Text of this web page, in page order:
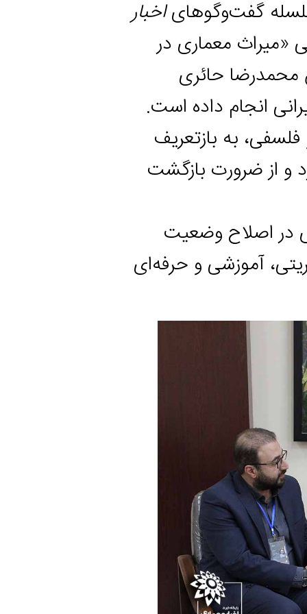
گفت‌وگوهایاخبار
معماری در
حائری
انجام داده است.
به بازتعریف
ضرورت بازگشت
وضعیت
آموزشی و حرفه‌ای